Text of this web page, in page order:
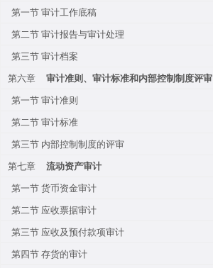
第一节 审计工作底稿
第二节 审计报告与审计处理
第三节 审计档案
第六章
审计准则、审计标准和内部控制制度评审
第一节 审计准则
第二节 审计标准
第三节 内部控制制度的评审
第七章
流动资产审计
第一节 货币资金审计
第二节 应收票据审计
第三节 应收及预付款项审计
第四节 存货的审计